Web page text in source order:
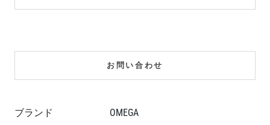
お問い合わせ
ブランド OMEGA